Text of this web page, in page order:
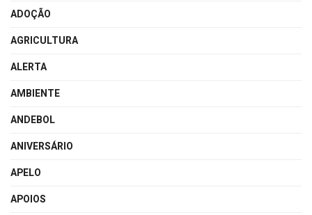
ADOÇÃO
AGRICULTURA
ALERTA
AMBIENTE
ANDEBOL
ANIVERSÁRIO
APELO
APOIOS